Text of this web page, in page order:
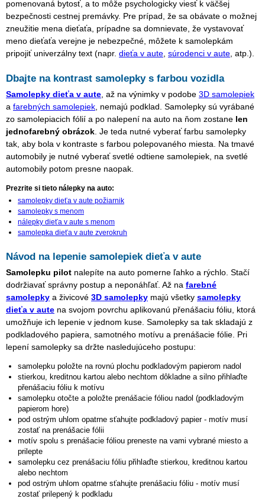
pomenovaná bytosť, a to môže psychologicky viesť k väčšej
bezpečnosti cestnej premávky. Pre prípad, že sa obávate o možnej
zneužitie mena dieťaťa, prípadne sa domnievate, že vystavovať
meno dieťaťa verejne je nebezpečné, môžete k samolepkám
pripojiť univerzálny text (napr. dieťa v aute súrodenci v aute , atp.).
Dbajte na kontrast samolepky s farbou vozidla
Samolepky dieťa v aute , až na výnimky v podobe 3D samolepiek
a farebných samolepiek , nemajú podklad. Samolepky sú vyrábané
zo samolepiacich fólií a po nalepení na auto na ňom zostane len
jednofarebný obrázok . Je teda nutné vyberať farbu samolepky
tak, aby bola v kontraste s farbou polepovaného miesta. Na tmavé
automobily je nutné vyberať svetlé odtiene samolepiek, na svetlé
automobily potom presne naopak.
Prezrite si tieto nálepky na auto:
samolepky dieťa v aute požiarnik
samolepky s menom
nálepky dieťa v aute s menom
samolepka dieťa v aute zverokruh
Návod na lepenie samolepiek dieťa v aute
Samolepku pilot nalepíte na auto pomerne ľahko a rýchlo. Stačí
dodržiavať správny postup a neponáhľať. Až na farebné
samolepky a živicové 3D samolepky majú všetky samolepky
dieťa v aute na svojom povrchu aplikovanú přenášaciu fóliu, ktorá
umožňuje ich lepenie v jednom kuse. Samolepky sa tak skladajú z
podkladového papiera, samotného motívu a prenášacie fólie. Pri
lepení samolepky sa držte nasledujúceho postupu:
samolepku položte na rovnú plochu podkladovým papierom nadol
stierkou, kreditnou kartou alebo nechtom dôkladne a silno přihlaďte
přenášaciu fóliu k motívu
samolepku otočte a položte prenášacie fóliou nadol (podkladovým
papierom hore)
pod ostrým uhlom opatrne sťahujte podkladový papier - motív musí
zostať na prenášacie fólii
motív spolu s prenášacie fóliou preneste na vami vybrané miesto a
prilepte
samolepku cez prenášaciu fóliu přihlaďte stierkou, kreditnou kartou
alebo nechtom
pod ostrým uhlom opatrne sťahujte prenášaciu fóliu - motív musí
zostať prilepený k podkladu